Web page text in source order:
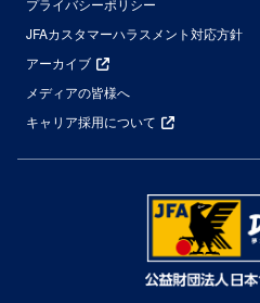
JFAカスタマーハラスメント対応方針
アーカイブ
メディアの皆様へ
キャリア採用について